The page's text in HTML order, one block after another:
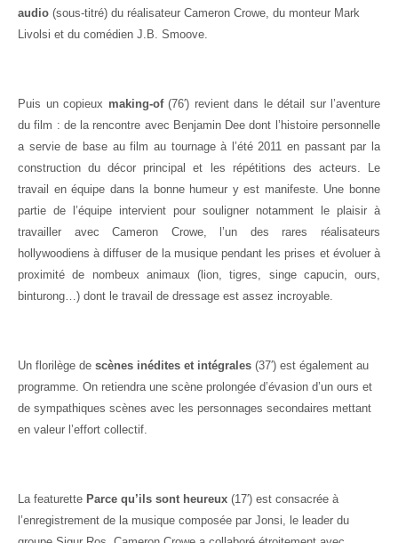
audio (sous-titré) du réalisateur Cameron Crowe, du monteur Mark
Livolsi et du comédien J.B. Smoove.
Puis un copieux making-of (76′) revient dans le détail sur l’aventure
du film : de la rencontre avec Benjamin Dee dont l’histoire personnelle
a servie de base au film au tournage à l’été 2011 en passant par la
construction du décor principal et les répétitions des acteurs. Le
travail en équipe dans la bonne humeur y est manifeste. Une bonne
partie de l’équipe intervient pour souligner notamment le plaisir à
travailler avec Cameron Crowe, l’un des rares réalisateurs
hollywoodiens à diffuser de la musique pendant les prises et évoluer à
proximité de nombeux animaux (lion, tigres, singe capucin, ours,
binturong…) dont le travail de dressage est assez incroyable.
Un florilège de scènes inédites et intégrales (37′) est également au
programme. On retiendra une scène prolongée d’évasion d’un ours et
de sympathiques scènes avec les personnages secondaires mettant
en valeur l’effort collectif.
La featurette Parce qu’ils sont heureux (17′) est consacrée à
l’enregistrement de la musique composée par Jonsi, le leader du